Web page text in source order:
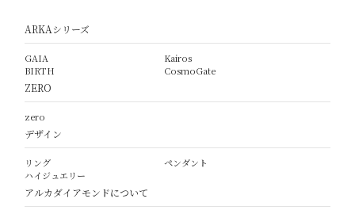
ARKAシリーズ
GAIA
Kairos
BIRTH
CosmoGate
ZERO
zero
デザイン
リング
ペンダント
ハイジュエリー
アルカダイアモンドについて